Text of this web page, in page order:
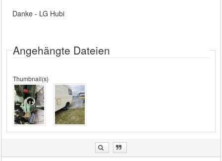
Danke - LG Hubi
Angehängte Dateien
Thumbnail(s)